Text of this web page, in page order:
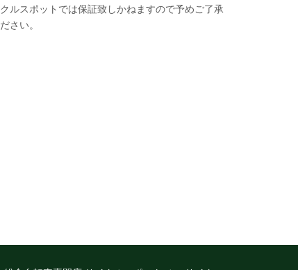
ルスポットでは保証致しかねますので予めご了承
さい。